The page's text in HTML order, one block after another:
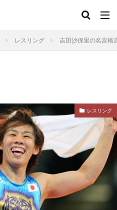
レスリング 吉田沙保里の名言格
レスリング